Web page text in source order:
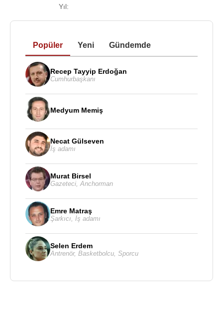
Yıl:
Popüler Yeni Gündemde
Recep Tayyip Erdoğan
Cumhurbaşkanı
Medyum Memiş
Necat Gülseven
İş adamı
Murat Birsel
Gazeteci,Anchorman
Emre Matraş
Şarkıcı, İş adamı
Selen Erdem
Antrenör, Basketbolcu, Sporcu